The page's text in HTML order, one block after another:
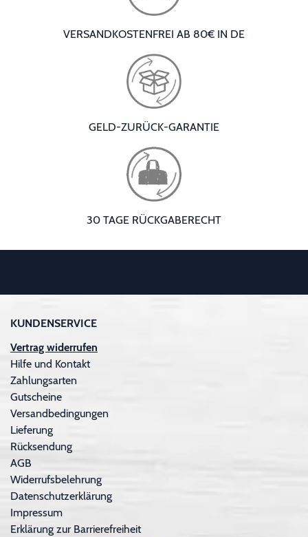
VERSANDKOSTENFREI AB 80€ IN DE
GELD-ZURÜCK-GARANTIE
30 TAGE RÜCKGABERECHT
KUNDENSERVICE
Vertrag widerrufen
Hilfe und Kontakt
Zahlungsarten
Gutscheine
Versandbedingungen
Lieferung
Rücksendung
AGB
Widerrufsbelehrung
Datenschutzerklärung
Impressum
Erklärung zur Barrierefreiheit